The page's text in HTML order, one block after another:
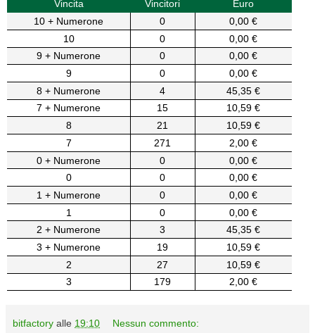
Vincita Vincitori
Euro
10 + Numerone
0
0,00 €
10
0
0,00 €
9 + Numerone
0
0,00 €
9
0
0,00 €
8 + Numerone
4
45,35 €
7 + Numerone
15
10,59 €
8
21
10,59 €
7
271
2,00 €
0 + Numerone
0
0,00 €
0
0
0,00 €
1 + Numerone
0
0,00 €
1
0
0,00 €
2 + Numerone
3
45,35 €
3 + Numerone
19
10,59 €
2
27
10,59 €
3
179 2,00 €
bitfactory alle 19:10 Nessun commento: